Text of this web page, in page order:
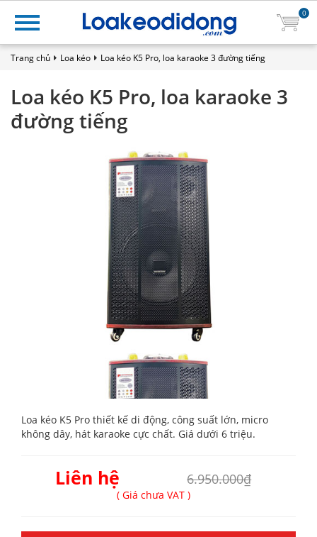
0
Trang chủ Loa kéo Loa kéo K5 Pro, loa karaoke 3 đường tiếng
Loa kéo K5 Pro, loa karaoke 3
đường tiếng
Loa kéo K5 Pro thiết kế di động, công suất lớn, micro
không dây, hát karaoke cực chất. Giá dưới 6 triệu.
Liên hệ 6.950.000₫
( Giá chưa VAT )